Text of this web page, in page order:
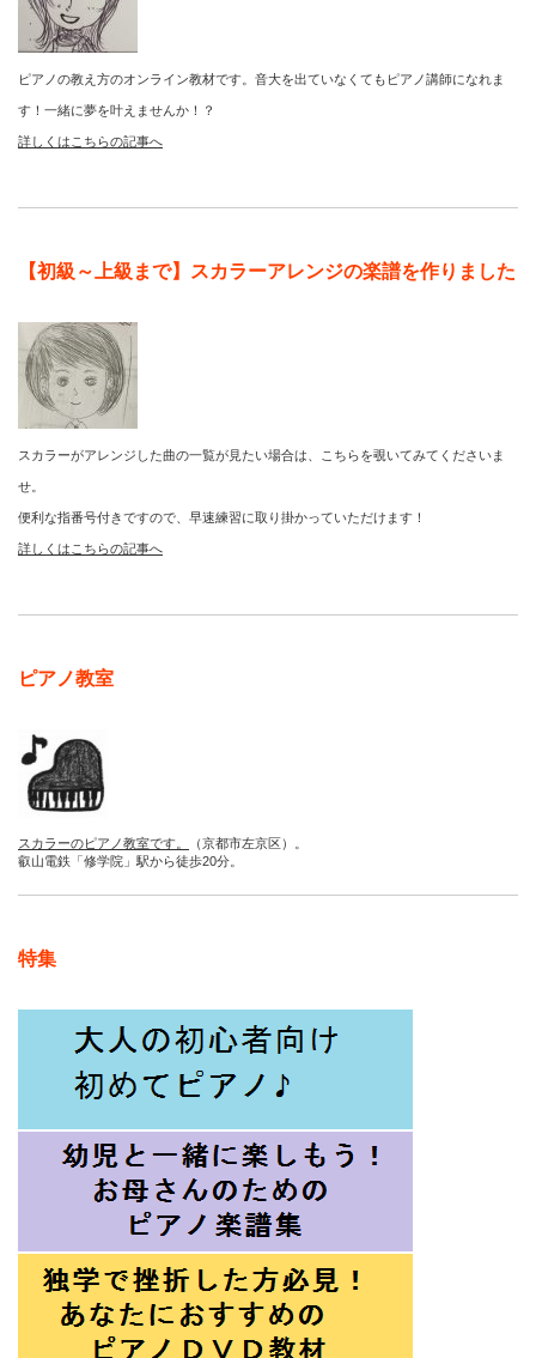
ピアノの教え方のオンライン教材です。音大を出ていなくてもピアノ講師になれま
す！一緒に夢を叶えませんか！？
詳しくはこちらの記事へ
【初級～上級まで】スカラーアレンジの楽譜を作りました
スカラーがアレンジした曲の一覧が見たい場合は、こちらを覗いてみてくださいま
せ。
便利な指番号付きですので、早速練習に取り掛かっていただけます！
詳しくはこちらの記事へ
ピアノ教室
スカラーのピアノ教室です。
（京都市左京区）。
叡山電鉄「修学院」駅から徒歩20分。
特集